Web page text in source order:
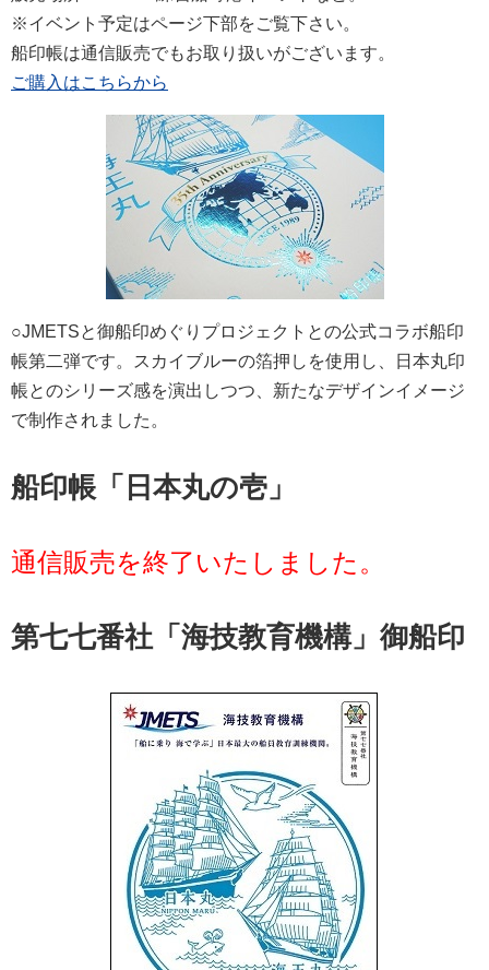
※イベント予定はページ下部をご覧下さい。
船印帳は通信販売でもお取り扱いがございます。
ご購入はこちらから
○JMETSと御船印めぐりプロジェクトとの公式コラボ船印
帳第二弾です。スカイブルーの箔押しを使用し、日本丸印
帳とのシリーズ感を演出しつつ、新たなデザインイメージ
で制作されました。
船印帳「日本丸の壱」
通信販売を終了いたしました。
第七七番社「海技教育機構」御船印